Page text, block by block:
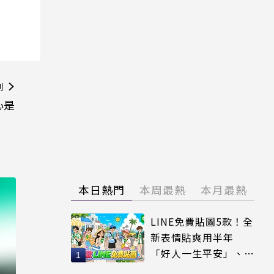
是
本日熱門 本周最熱 本月最熱
LINE免費貼圖5款！全
新表情貼爽用半年
「好人一生平安」、